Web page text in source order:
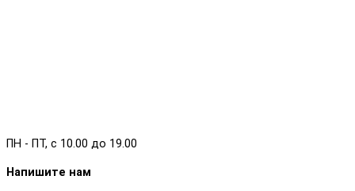
ПН - ПТ, с 10.00 до 19.00
Напишите нам